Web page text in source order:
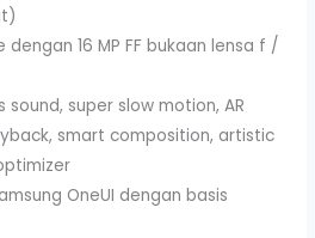
16 MP FF bukaan lensa f /
sound, super slow motion, AR
smart composition, artistic
OneUI dengan basis